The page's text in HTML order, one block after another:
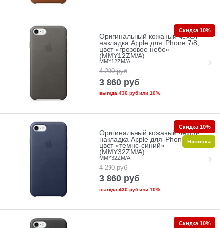
Оригинальный кожаный чехол-
накладка Apple для iPhone 7/8,
цвет «грозовое небо»
(MMY12ZM/A)
MMY12ZM/A
4 290 руб
3 860 руб
выгода 430 рубили 10%
Скидка 10%
Оригинальный кожаный чехол-
накладка Apple для iPhone 7/8,
цвет «темно-синий»
(MMY32ZM/A)
MMY32ZM/A
4 290 руб
3 860 руб
выгода 430 рубили 10%
Скидка 10%
Новинка
Скидка 10%